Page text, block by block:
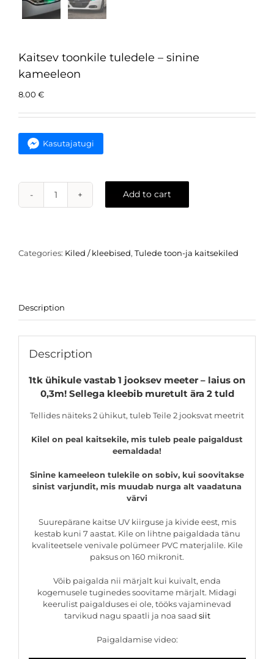
Kaitsev toonkile tuledele – sinine
kameeleon
8.00 €
Kasutajatugi
Kaitsev
kameeleon
Add to cart
Categories: Kiled / kleebised, Tulede toon-ja kaitsekiled
Description
Description
1tk ühikule vastab 1 jooksev meeter – laius on
0,3m! Sellega kleebib muretult ära 2 tuld
Tellides näiteks 2 ühikut, tuleb Teile 2 jooksvat meetrit
Kilel on peal kaitsekile, mis tuleb peale paigaldust
eemaldada!
Sinine kameeleon tulekile on sobiv, kui soovitakse
sinist varjundit, mis muudab nurga alt vaadatuna
värvi
Suurepärane kaitse UV kiirguse ja kivide eest, mis
kestab kuni 7 aastat. Kile on lihtne paigaldada tänu
kvaliteetsele venivale polümeer PVC materjalile. Kile
paksus on 160 mikronit.
Võib paigalda nii märjalt kui kuivalt, enda
kogemusele tuginedes soovitame märjalt. Midagi
keerulist paigalduses ei ole, tööks vajaminevad
tarvikud nagu spaatli ja noa saad siit
Paigaldamise video: